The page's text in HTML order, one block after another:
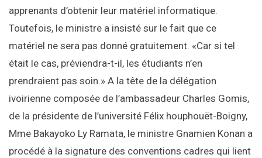
apprenants d’obtenir leur matériel informatique.
Toutefois, le ministre a insisté sur le fait que ce
matériel ne sera pas donné gratuitement. «Car si tel
était le cas, préviendra-t-il, les étudiants n’en
prendraient pas soin.» A la tête de la délégation
ivoirienne composée de l’ambassadeur Charles Gomis,
de la présidente de l’université Félix houphouët-Boigny,
Mme Bakayoko Ly Ramata, le ministre Gnamien Konan a
procédé à la signature des conventions cadres qui lient